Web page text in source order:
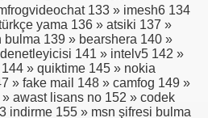
133 » imesh6 134
yama 136 » atsiki 137 »
139 » bearshera 140 »
141 » intelv5 142 »
» quiktime 145 » nokia
» fake mail 148 » camfog 149 »
awast lisans no 152 » codek
indirme 155 » msn şifresi bulma